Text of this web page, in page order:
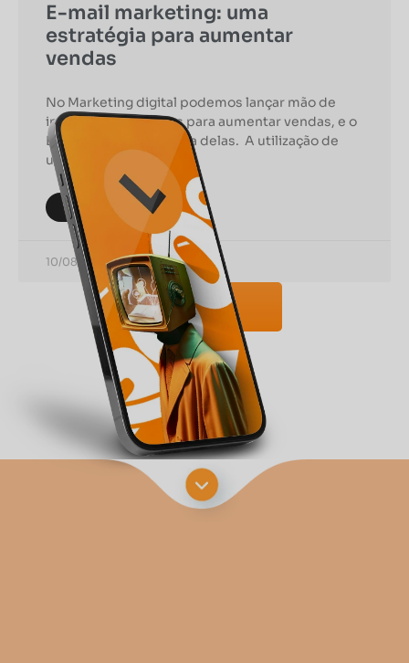
E-mail marketing: uma
estratégia para aumentar
vendas
No Marketing digital podemos lançar mão de
inúmeras estratégias para aumentar vendas, e o
E-mail Marketing é uma delas. A utilização de
uma estratégia de
CONTINUAR LENDO
10/08/2021
VER MAIS